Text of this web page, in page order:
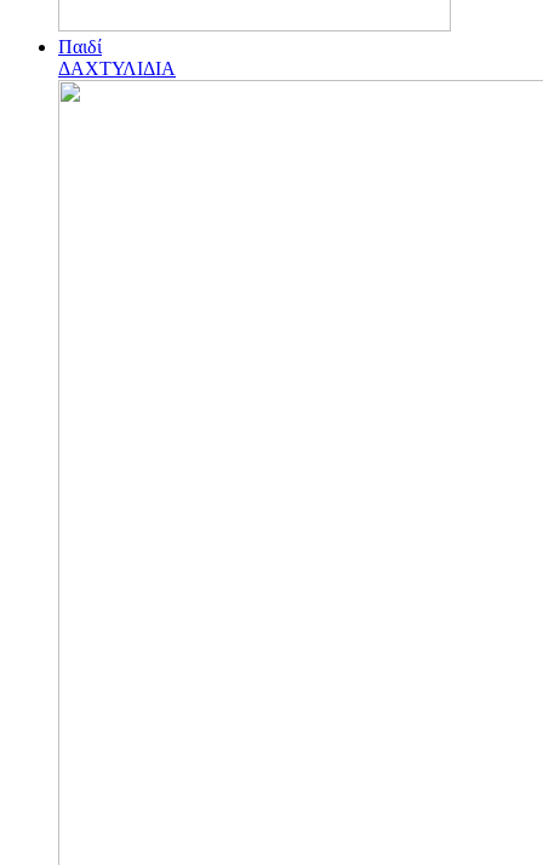
Παιδί
ΔΑΧΤΥΛΙΔΙΑ